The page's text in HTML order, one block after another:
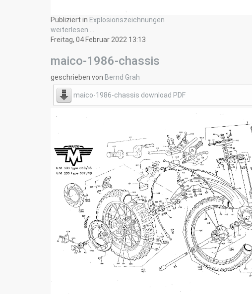
Publiziert in Explosionszeichnungen
weiterlesen ...
Freitag, 04 Februar 2022 13:13
maico-1986-chassis
geschrieben von Bernd Grah
maico-1986-chassis download PDF